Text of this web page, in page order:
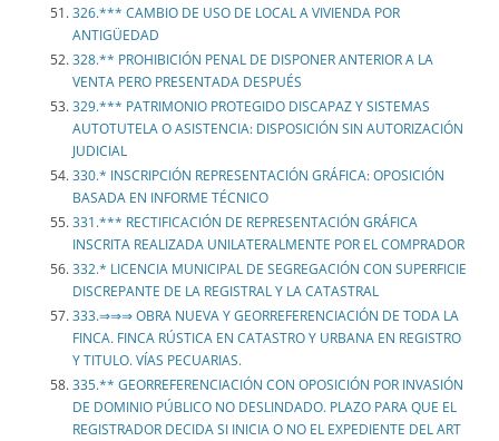
326.*** CAMBIO DE USO DE LOCAL A VIVIENDA POR
ANTIGÜEDAD
328.** PROHIBICIÓN PENAL DE DISPONER ANTERIOR A LA
VENTA PERO PRESENTADA DESPUÉS
329.*** PATRIMONIO PROTEGIDO DISCAPAZ Y SISTEMAS
AUTOTUTELA O ASISTENCIA: DISPOSICIÓN SIN AUTORIZACIÓN
JUDICIAL
330.* INSCRIPCIÓN REPRESENTACIÓN GRÁFICA: OPOSICIÓN
BASADA EN INFORME TÉCNICO
331.*** RECTIFICACIÓN DE REPRESENTACIÓN GRÁFICA
INSCRITA REALIZADA UNILATERALMENTE POR EL COMPRADOR
332.* LICENCIA MUNICIPAL DE SEGREGACIÓN CON SUPERFICIE
DISCREPANTE DE LA REGISTRAL Y LA CATASTRAL
333.⇒⇒⇒ OBRA NUEVA Y GEORREFERENCIACIÓN DE TODA LA
FINCA. FINCA RÚSTICA EN CATASTRO Y URBANA EN REGISTRO
Y TITULO. VÍAS PECUARIAS.
335.** GEORREFERENCIACIÓN CON OPOSICIÓN POR INVASIÓN
DE DOMINIO PÚBLICO NO DESLINDADO. PLAZO PARA QUE EL
REGISTRADOR DECIDA SI INICIA O NO EL EXPEDIENTE DEL ART